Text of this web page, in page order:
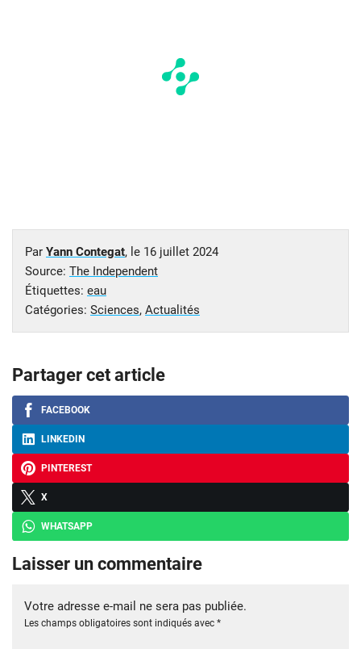
Par Yann Contegat, le 16 juillet 2024
Source: The Independent
Étiquettes: eau
Catégories: Sciences, Actualités
Partager cet article
FACEBOOK
LINKEDIN
PINTEREST
X
WHATSAPP
Laisser un commentaire
Votre adresse e-mail ne sera pas publiée.
Les champs obligatoires sont indiqués avec *